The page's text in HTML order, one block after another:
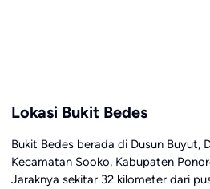
Lokasi Bukit Bedes
Bukit Bedes berada di Dusun Buyut,
Kecamatan Sooko, Kabupaten
Jaraknya sekitar 32 kilometer dari